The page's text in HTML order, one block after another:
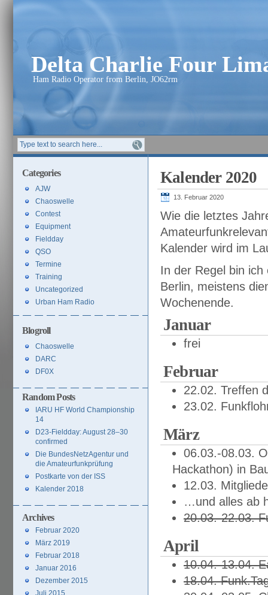
Delta Charlie Four
Ham Radio Operator from Berlin, JO62rm
Kalender 2020
13. Februar 2020
Wie die letztes
Kalender wird im
In der Regel bin
Berlin, meistens
Wochenende.
Januar
frei
Februar
22.02. Treffen
23.02.
März
06.03.-08.03.
Hackathon) in
12.03.
…und alles ab
20.03.-22.03.
April
10.04.-13.04.
18.04.
Categories
AJW
Chaoswelle
Contest
Equipment
Fieldday
QSO
Termine
Training
Uncategorized
Urban Ham Radio
Blogroll
Chaoswelle
DARC
DF0X
Random Posts
IARU HF World Championship
14
D23-Fieldday: August 28–30
confirmed
Die BundesNetzAgentur und
die Amateurfunkprüfung
Postkarte von der ISS
Kalender 2018
Archives
Februar 2020
März 2019
Februar 2018
Januar 2016
Dezember 2015
Juli 2015